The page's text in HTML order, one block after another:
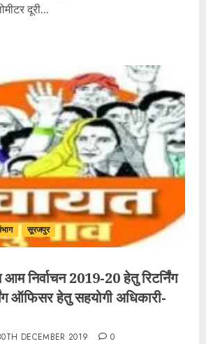
दूरी...
सूरजपुर
निर्वाचन 2019-20 हेतु रिटर्निंग
ऑफिसर हेतु सहयोगी अधिकारी-
DECEMBER 2019 0